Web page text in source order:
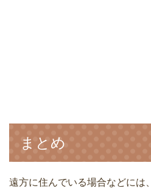
まとめ
遠方に住んでいる場合などには